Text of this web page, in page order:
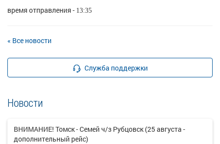
время отправления - 13:35
« Все новости
Служба поддержки
Новости
ВНИМАНИЕ! Томск - Семей ч/з Рубцовск (25 августа -
дополнительный рейс)